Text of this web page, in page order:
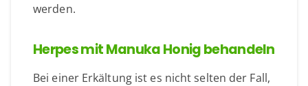
werden.
Herpes mit Manuka Honig behandeln
Bei einer Erkältung ist es nicht selten der Fall,